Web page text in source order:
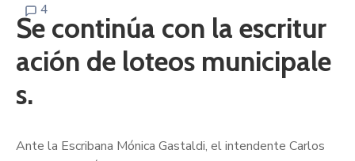
4
Se continúa con la escritur
ación de loteos municipale
s.
Ante la Escribana Mónica Gastaldi, el intendente Carlos